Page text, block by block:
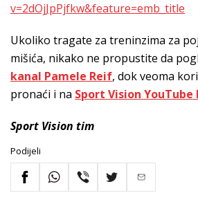
v=2dOjJpPjfkw&feature=emb_title
Ukoliko tragate za treninzima za
mišića, nikako ne propustite da
kanal Pamele Reif, dok veoma
pronaći i na Sport Vision YouTube
Sport Vision tim
Podijeli